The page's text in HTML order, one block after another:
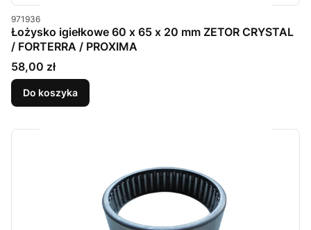
Kod produktu
971936
Łożysko igiełkowe 60 x 65 x 20 mm ZETOR CRYSTAL
/ FORTERRA / PROXIMA
Cena
58,00 zł
Do koszyka